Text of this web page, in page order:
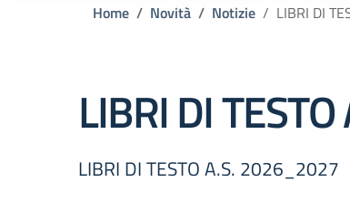
Home Novità Notizie LIBRI DI
LIBRI DI
LIBRI DI TESTO A.S. 2026_2027